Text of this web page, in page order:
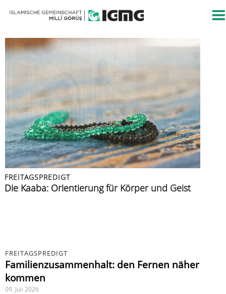
FREITAGSPREDIGT
Islamische Kultur
FREITAGSPREDIGT
Die Kaaba: Orientierung für Körper und Geist
PRESSEMITTEILUNG
Islamische Gemeinschaft verurteilt Angriff auf
FREITAGSPREDIGT
Azan: der Ruf zur Zeugenschaft
FREITAGSPREDIGT
Muslime im Urlaub
FREITAGSPREDIGT
Familienzusammenhalt: den Fernen näher
kommen
09. Juli 2026